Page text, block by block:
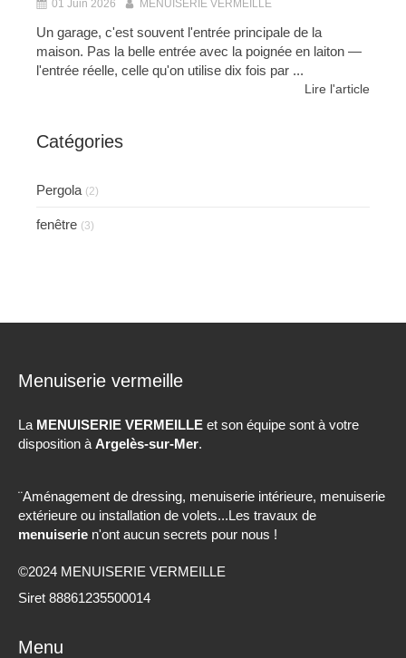
01 Juin 2026 MENUISERIE VERMEILLE
Un garage, c'est souvent l'entrée principale de la
maison. Pas la belle entrée avec la poignée en laiton —
l'entrée réelle, celle qu'on utilise dix fois par ...
Lire l'article
Catégories
Pergola (2)
fenêtre (3)
Menuiserie vermeille
La MENUISERIE VERMEILLE et son équipe sont à votre
disposition à Argelès-sur-Mer.
¨Aménagement de dressing, menuiserie intérieure, menuiserie
extérieure ou installation de volets...Les travaux de
menuiserie n'ont aucun secrets pour nous !
©2024 MENUISERIE VERMEILLE
Siret 88861235500014
Menu